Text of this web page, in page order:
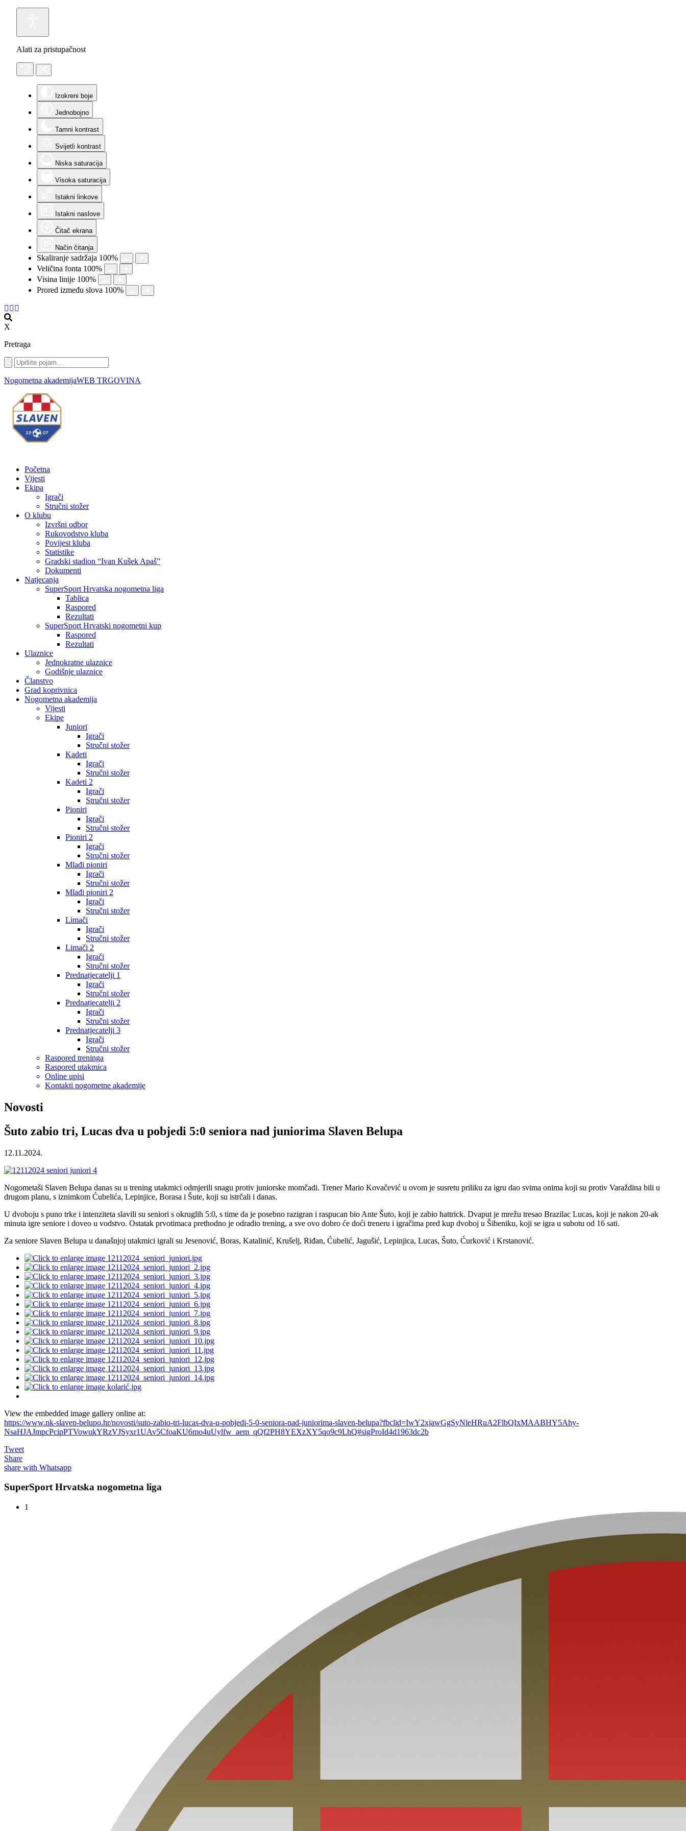
Alati za pristupačnost
Izokreni boje
Jednobojno
Tamni kontrast
Svijetli kontrast
Niska saturacija
Visoka saturacija
Istakni linkove
Istakni naslove
Čitač ekrana
Način čitanja
Skaliranje sadržaja 100%
Veličina fonta 100%
Visina linije 100%
Prored između slova 100%
X
Pretraga
Nogometna akademijaWEB TRGOVINA
Početna
Vijesti
Ekipa
Igrači
Stručni stožer
O klubu
Izvršni odbor
Rukovodstvo kluba
Povijest kluba
Statistike
Gradski stadion “Ivan Kušek Apaš”
Dokumenti
Natjecanja
SuperSport Hrvatska nogometna liga
Tablica
Raspored
Rezultati
SuperSport Hrvatski nogometni kup
Raspored
Rezultati
Ulaznice
Jednokratne ulaznice
Godišnje ulaznice
Članstvo
Grad koprivnica
Nogometna akademija
Vijesti
Ekipe
Juniori
Igrači
Stručni stožer
Kadeti
Igrači
Stručni stožer
Kadeti 2
Igrači
Stručni stožer
Pioniri
Igrači
Stručni stožer
Pioniri 2
Igrači
Stručni stožer
Mlađi pioniri
Igrači
Stručni stožer
Mlađi pioniri 2
Igrači
Stručni stožer
Limači
Igrači
Stručni stožer
Limači 2
Igrači
Stručni stožer
Prednatjecatelji 1
Igrači
Stručni stožer
Prednatjecatelji 2
Igrači
Stručni stožer
Prednatjecatelji 3
Igrači
Stručni stožer
Raspored treninga
Raspored utakmica
Online upisi
Kontakti nogometne akademije
Novosti
Šuto zabio tri, Lucas dva u pobjedi 5:0 seniora nad juniorima Slaven Belupa
12.11.2024.
Nogometaši Slaven Belupa danas su u trening utakmici odmjerili snagu protiv juniorske momčadi. Trener Mario Kovačević u ovom je susretu priliku za igru dao svima onima koji su protiv Varaždina bili u
drugom planu, s iznimkom Ćubelića, Lepinjice, Borasa i Šute, koji su istrčali i danas.
U dvoboju s puno trke i intenziteta slavili su seniori s okruglih 5:0, s time da je posebno razigran i raspucan bio Ante Šuto, koji je zabio hattrick. Dvaput je mrežu tresao Brazilac Lucas, koji je nakon 20-ak
minuta igre seniore i doveo u vodstvo. Ostatak prvotimaca prethodno je odradio trening, a sve ovo dobro će doći treneru i igračima pred kup dvoboj u Šibeniku, koji se igra u subotu od 16 sati.
Za seniore Slaven Belupa u današnjoj utakmici igrali su Jesenović, Boras, Katalinić, Krušelj, Riđan, Ćubelić, Jagušić, Lepinjica, Lucas, Šuto, Ćurković i Krstanović.
View the embedded image gallery online at:
https://www.nk-slaven-belupo.hr/novosti/suto-zabio-tri-lucas-dva-u-pobjedi-5-0-seniora-nad-juniorima-slaven-belupa?fbclid=IwY2xjawGgSyNleHRuA2FlbQIxMAABHY5Ahy-
NsaHJAJmpcPcipPTVowukYRzVJSyxr1UAv5CfoaKU6mo4uUylfw_aem_qQf2PH8YEXzXY5qo9c9LhQ#sigProId4d1963dc2b
Tweet
Share
share with Whatsapp
SuperSport Hrvatska nogometna liga
1